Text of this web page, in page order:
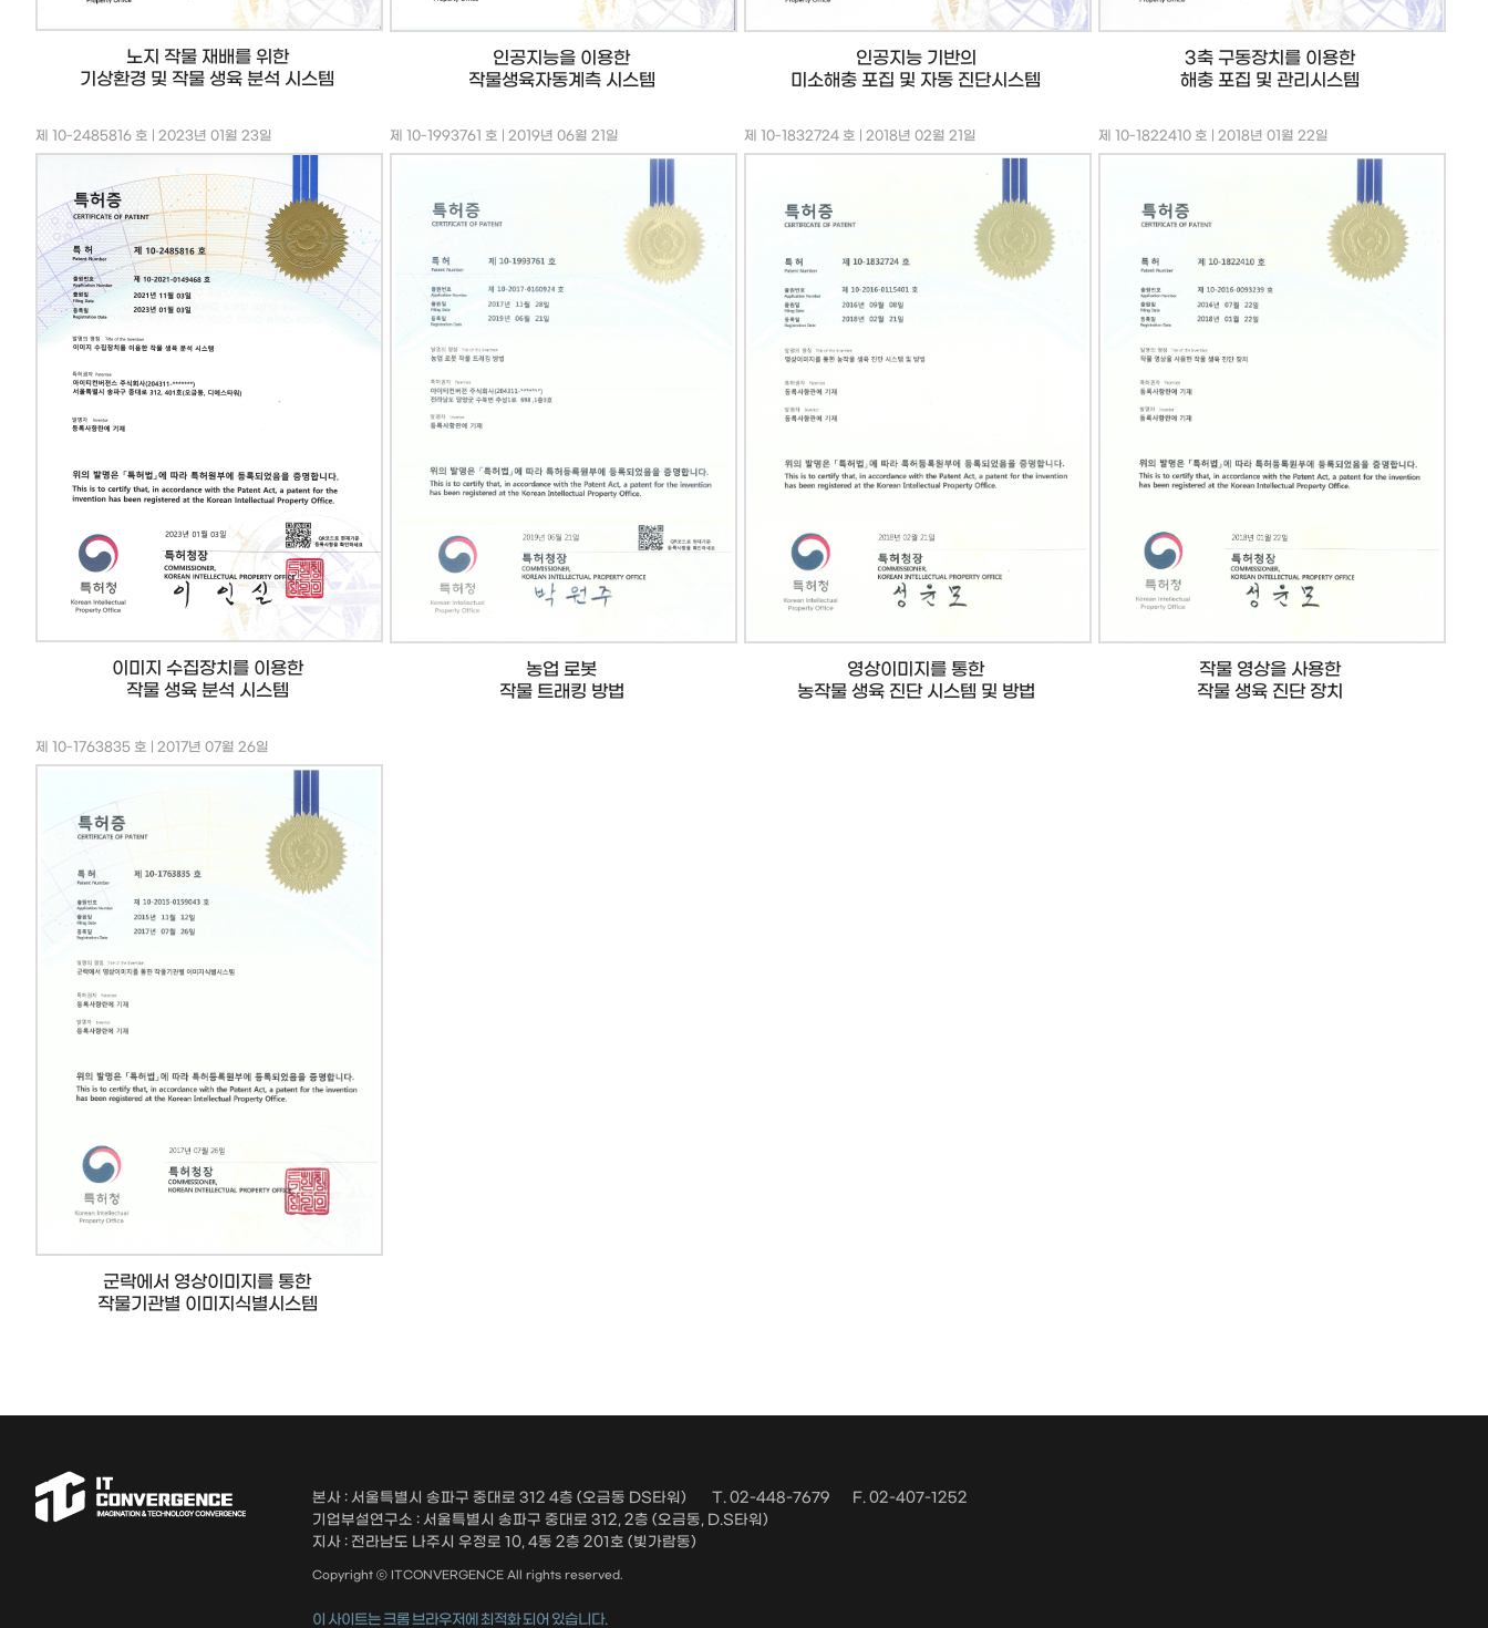
노지 작물 재배를 위한
기상환경 및 작물 생육 분석 시스템
인공지능을 이용한
작물생육자동계측 시스템
인공지능 기반의
미소해충 포집 및 자동 진단시스템
3축 구동장치를 이용한
해충 포집 및 관리시스템
제 10-2485816 호 | 2023년 01월 23일
이미지 수집장치를 이용한
작물 생육 분석 시스템
제 10-1993761 호 | 2019년 06월 21일
농업 로봇
작물 트래킹 방법
제 10-1832724 호 | 2018년 02월 21일
영상이미지를 통한
농작물 생육 진단 시스템 및 방법
제 10-1822410 호 | 2018년 01월 22일
작물 영상을 사용한
작물 생육 진단 장치
제 10-1763835 호 | 2017년 07월 26일
군락에서 영상이미지를 통한
작물기관별 이미지식별시스템
본사 : 서울특별시 송파구 중대로 312 4층 (오금동 DS타워) T. 02-448-7679
F. 02-407-1252
기업부설연구소 : 서울특별시 송파구 중대로 312, 2층 (오금동, D.S타워)
지사 : 전라남도 나주시 우정로 10, 4동 2층 201호 (빛가람동)
Copyright ⓒ ITCONVERGENCE All rights reserved.
이 사이트는 크롬 브라우저에 최적화 되어 있습니다.